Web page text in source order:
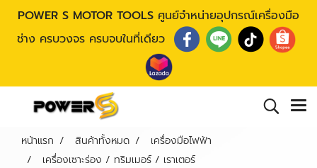
POWER S MOTOR TOOLS ศูนย์จำหน่ายอุปกรณ์เครื่องมือ
ช่าง ครบวงจร ครบจบในที่เดียว
หน้าแรก สินค้าทั้งหมด
เครื่องมือไฟฟ้า
เครื่องเซาะร่อง / ทริมเมอร์ / เราเตอร์